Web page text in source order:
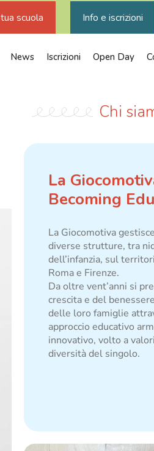
scuola Info e iscrizioni
News Iscrizioni Open Day
Chi
La
Becoming
La Giocomotiva
diverse strutture, tra
dell’infanzia, sul
Roma e Firenze.
Da oltre vent’anni si
crescita e del
delle loro famiglie
approccio educativo
innovativo, volto a
diversità del singolo.